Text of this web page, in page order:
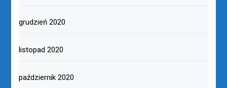
grudzień 2020
listopad 2020
październik 2020